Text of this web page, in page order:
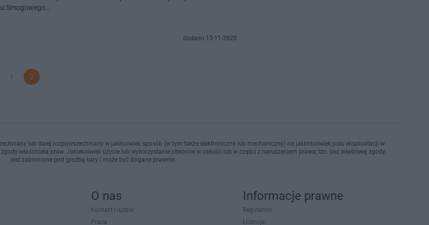
Smogowego…
dodano 13-11-2020
1 2
lub dalej rozpowszechniany w jakikolwiek sposób (w tym także elektroniczny lub mechaniczny) na jakimkolwiek polu eksploatacji w
właściciela praw. Jakiekolwiek użycie lub wykorzystanie utworów w całości lub w części z naruszeniem prawa, tzn. bez właściwej zgody,
jest zabronione pod groźbą kary i może być ścigane prawnie.
O nas
Kontakt i ludzie
Praca
Informacje prawne
Regulamin
Licencje